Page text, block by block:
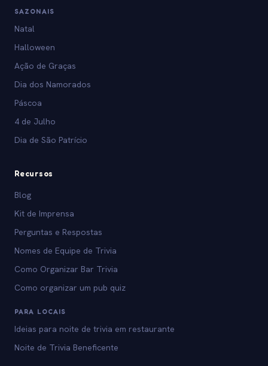
SAZONAIS
Natal
Halloween
Ação de Graças
Dia dos Namorados
Páscoa
4 de Julho
Dia de São Patrício
Recursos
Blog
Kit de Imprensa
Perguntas e Respostas
Nomes de Equipe de Trivia
Como Organizar Bar Trivia
Como organizar um pub quiz
PARA LOCAIS
Ideias para noite de trivia em restaurante
Noite de Trivia Beneficente